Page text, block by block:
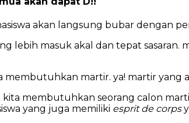
akan langsung bubar dengan
lebih masuk akal dan tepat sasaran.
membutuhkan martir. ya! martir yang
kita membutuhkan seorang calon
yang juga memiliki esprit de corps